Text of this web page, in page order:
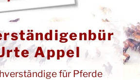
Appel
für Pferde